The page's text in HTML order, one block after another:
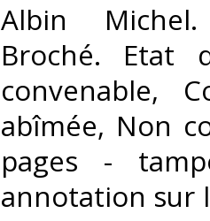
‎Albin
Broché. Etat
convenable,
abîmée, Non
pages -
annotation sur